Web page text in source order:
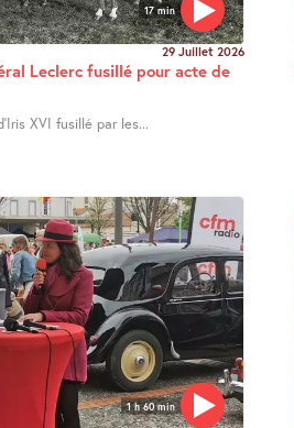
17 min
29 Juillet 2026
Leclerc fusillé pour acte de
XVI fusillé par les...
1 h 60 min